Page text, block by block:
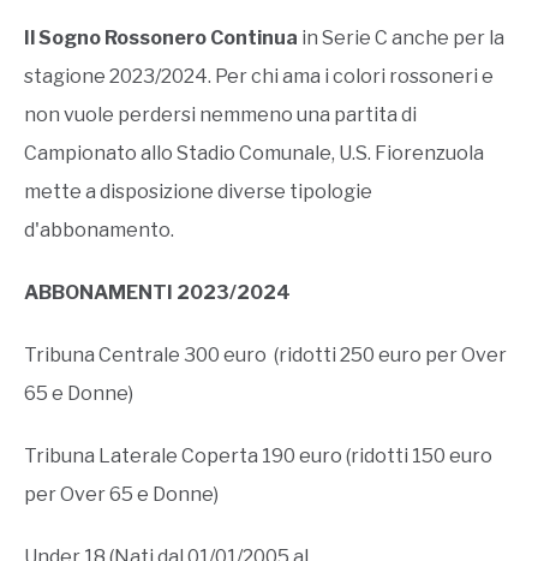
Il Sogno Rossonero Continua in Serie C anche per la
stagione 2023/2024. Per chi ama i colori rossoneri e
non vuole perdersi nemmeno una partita di
Campionato allo Stadio Comunale, U.S. Fiorenzuola
mette a disposizione diverse tipologie
d'abbonamento.
ABBONAMENTI 2023/2024
Tribuna Centrale 300 euro (ridotti 250 euro per Over
65 e Donne)
Tribuna Laterale Coperta 190 euro (ridotti 150 euro
per Over 65 e Donne)